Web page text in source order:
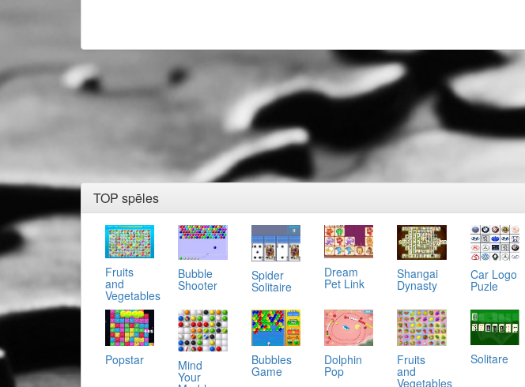
TOP spēles
Fruits
and
Vegetables
Bubble
Shooter
Spider
Solitaire
Dream
Pet Link
Shangai
Dynasty
Car Logo
Puzle
Popstar Mind
Your
Bubbles
Game
Dolphin
Pop
Fruits
and
Vegetables
Solitare